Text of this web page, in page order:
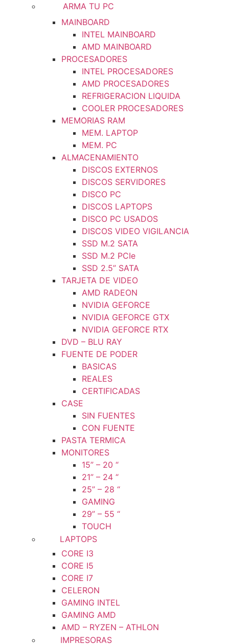
ARMA TU PC
MAINBOARD
INTEL MAINBOARD
AMD MAINBOARD
PROCESADORES
INTEL PROCESADORES
AMD PROCESADORES
REFRIGERACION LIQUIDA
COOLER PROCESADORES
MEMORIAS RAM
MEM. LAPTOP
MEM. PC
ALMACENAMIENTO
DISCOS EXTERNOS
DISCOS SERVIDORES
DISCO PC
DISCOS LAPTOPS
DISCO PC USADOS
DISCOS VIDEO VIGILANCIA
SSD M.2 SATA
SSD M.2 PCIe
SSD 2.5” SATA
TARJETA DE VIDEO
AMD RADEON
NVIDIA GEFORCE
NVIDIA GEFORCE GTX
NVIDIA GEFORCE RTX
DVD – BLU RAY
FUENTE DE PODER
BASICAS
REALES
CERTIFICADAS
CASE
SIN FUENTES
CON FUENTE
PASTA TERMICA
MONITORES
15” – 20 “
21” – 24 “
25” – 28 “
GAMING
29” – 55 “
TOUCH
LAPTOPS
CORE I3
CORE I5
CORE I7
CELERON
GAMING INTEL
GAMING AMD
AMD – RYZEN – ATHLON
IMPRESORAS